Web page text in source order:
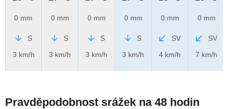
0 mm
S
3 km/h
0 mm
S
3 km/h
0 mm
S
3 km/h
0 mm
S
3 km/h
0 mm
SV
4 km/h
0 mm
SV
7 km/h
Pravděpodobnost srážek na 48 hodin